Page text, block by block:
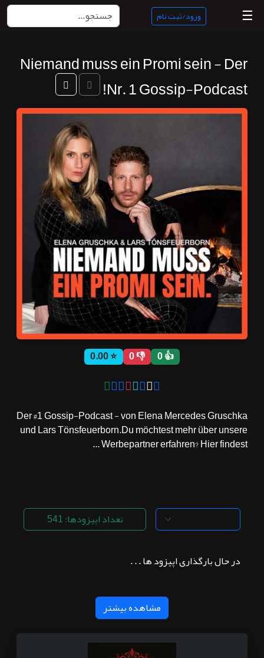
منبع
ناب
ورود/
ثبت نام
اشتراک‌ها
☰ ورود/ثبت نام
Niemand muss ein Promi sein - Der
Nr. 1 Gossip-Podcast!
👍 0
👎 0
⭐ 0.00
Der #1 Gossip-Podcast - von Elena Mercedes Gruschka
und Lars Tönsfeuerborn.Du möchtest mehr über unsere
Werbepartner erfahren? Hier findest ...
تعداد اپیزودها: 541
در حال بارگذاری اپیزود ها . . .
مشاهده بیشتر